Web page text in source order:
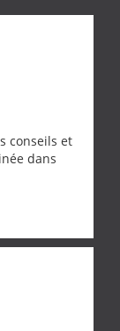
conseils et
dans